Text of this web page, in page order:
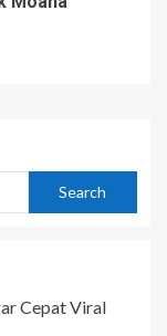
Search
Cepat Viral